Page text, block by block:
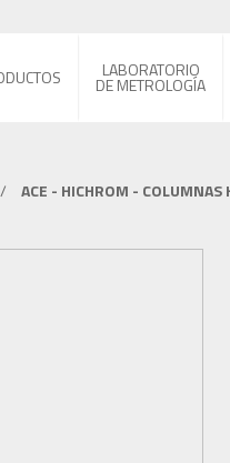
LABORATORIO
DE METROLOGÍA
/ ACE - HICHROM - COLUMNAS